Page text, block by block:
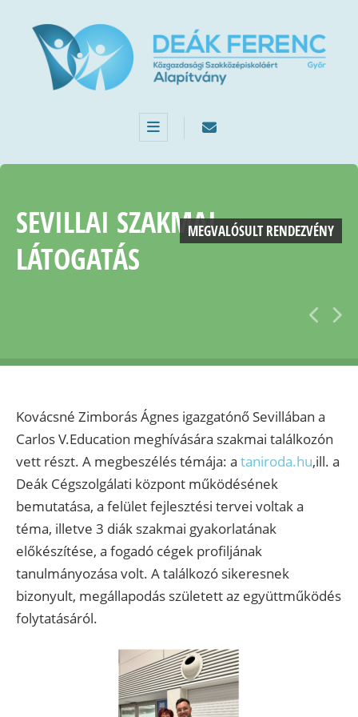
SEVILLAI SZAKMAI
LÁTOGATÁS
MEGVALÓSULT RENDEZVÉNY
Kovácsné Zimborás Ágnes igazgatónő Sevillában a
Carlos V.Education meghívására szakmai találkozón
vett részt. A megbeszélés témája: a taniroda.hu,ill. a
Deák Cégszolgálati központ működésének
bemutatása, a felület fejlesztési tervei voltak a
téma, illetve 3 diák szakmai gyakorlatának
előkészítése, a fogadó cégek profiljának
tanulmányozása volt. A találkozó sikeresnek
bizonyult, megállapodás született az együttműködés
folytatásáról.